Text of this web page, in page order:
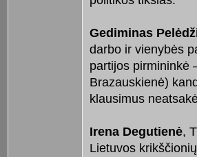
Gediminas
darbo ir vienybės
partijos pirmininkė
Brazauskienė)
klausimus
Irena Degutienė,
Lietuvos